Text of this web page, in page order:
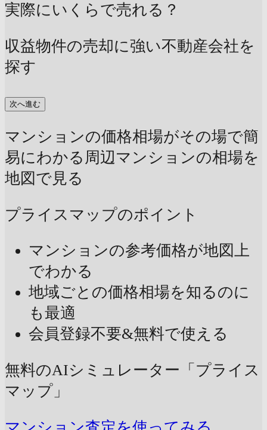
実際にいくらで売れる？
収益物件の売却に強い不動産会社を
探す
次へ進む
マンションの価格相場がその場で簡
易にわかる 周辺マンションの相場を
地図で見る
プライスマップのポイント
マンションの参考価格が地図上
でわかる
地域ごとの価格相場を知るのに
も最適
会員登録不要&無料で使える
無料のAIシミュレーター「プライス
マップ」